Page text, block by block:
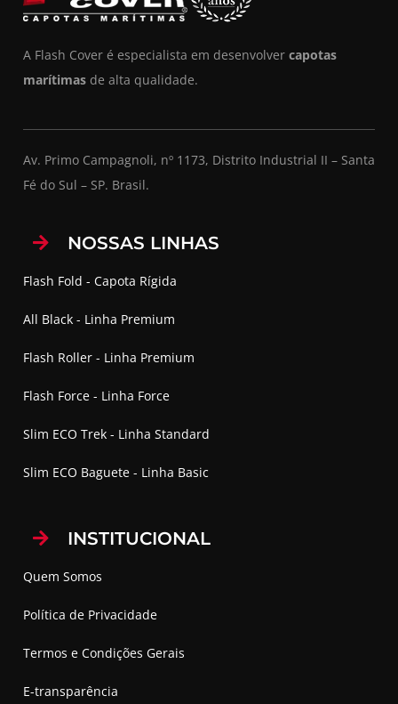
A Flash Cover é especialista em desenvolver capotas
marítimas de alta qualidade.
Av. Primo Campagnoli, nº 1173, Distrito Industrial II – Santa
Fé do Sul – SP. Brasil.
NOSSAS LINHAS
Flash Fold - Capota Rígida
All Black - Linha Premium
Flash Roller - Linha Premium
Flash Force - Linha Force
Slim ECO Trek - Linha Standard
Slim ECO Baguete - Linha Basic
INSTITUCIONAL
Quem Somos
Política de Privacidade
Termos e Condições Gerais
E-transparência